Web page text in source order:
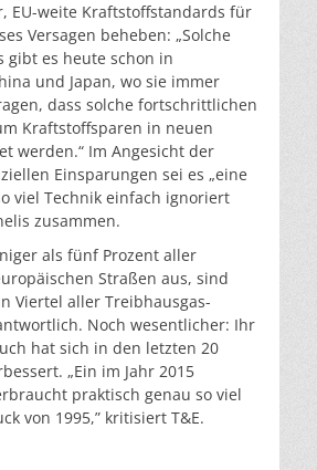
EU-weite Kraftstoffstandards für
Versagen beheben: „Solche
gibt es heute schon in
und Japan, wo sie immer
dass solche fortschrittlichen
Kraftstoffsparen in neuen
werden.“ Im Angesicht der
Einsparungen sei es „eine
viel Technik einfach ignoriert
zusammen.
als fünf Prozent aller
Straßen aus, sind
Viertel aller Treibhausgas-
Noch wesentlicher: Ihr
hat sich in den letzten 20
„Ein im Jahr 2015
praktisch genau so viel
von 1995,” kritisiert T&E.